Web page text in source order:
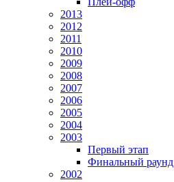
2013
2012
2011
2010
2009
2008
2007
2006
2005
2004
2003
Первый этап
Финальный раунд
2002